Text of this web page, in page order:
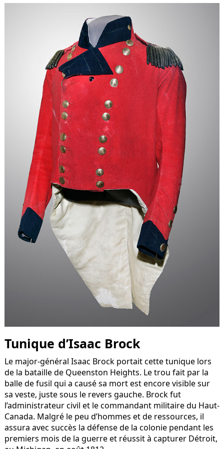
Tunique d’Isaac Brock
Le major-général Isaac Brock portait cette tunique lors
de la bataille de Queenston Heights. Le trou fait par la
balle de fusil qui a causé sa mort est encore visible sur
sa veste, juste sous le revers gauche. Brock fut
l’administrateur civil et le commandant militaire du Haut-
Canada. Malgré le peu d’hommes et de ressources, il
assura avec succès la défense de la colonie pendant les
premiers mois de la guerre et réussit à capturer Détroit,